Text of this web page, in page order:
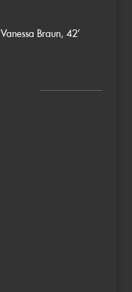
Vanessa Braun, 42’